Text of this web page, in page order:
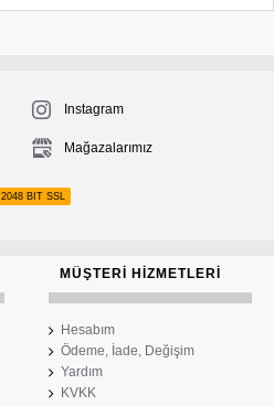
Instagram
Mağazalarımız
2048 BIT SSL
MÜŞTERI HIZMETLERI
Hesabım
Ödeme, İade, Değişim
Yardım
KVKK